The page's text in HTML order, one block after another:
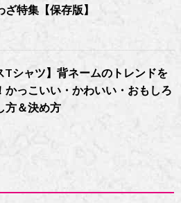
特集【保存版】
Tシャツ】背ネームのトレンドを
かっこいい・かわいい・おもしろ
方＆決め方